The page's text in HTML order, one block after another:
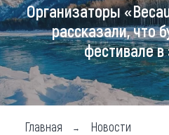
Форум VISIT
ALTAI
Цветение
маральника
Туры
Где побывать
Чем заняться
Организаторы
рассказали, что
фестивале в
Главная Новости